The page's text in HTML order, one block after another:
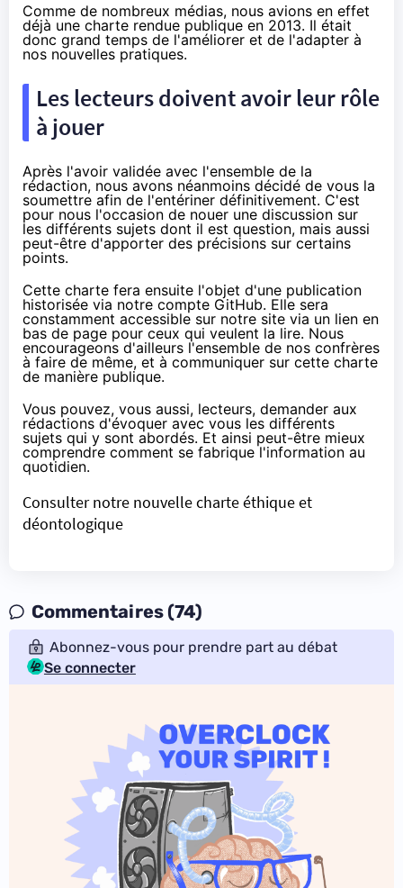
Comme de nombreux médias, nous avions en effet
déjà une charte rendue publique en 2013. Il était
donc grand temps de l'améliorer et de l'adapter à
nos nouvelles pratiques.
Les lecteurs doivent avoir leur rôle
à jouer
Après l'avoir validée avec l'ensemble de la
rédaction, nous avons néanmoins décidé de vous la
soumettre afin de l'entériner définitivement. C'est
pour nous l'occasion de nouer une discussion sur
les différents sujets dont il est question, mais aussi
peut-être d'apporter des précisions sur certains
points.
Cette charte fera ensuite l'objet d'une publication
historisée via notre compte GitHub. Elle sera
constamment accessible sur notre site via un lien en
bas de page pour ceux qui veulent la lire. Nous
encourageons d'ailleurs l'ensemble de nos confrères
à faire de même, et à communiquer sur cette charte
de manière publique.
Vous pouvez, vous aussi, lecteurs, demander aux
rédactions d'évoquer avec vous les différents
sujets qui y sont abordés. Et ainsi peut-être mieux
comprendre comment se fabrique l'information au
quotidien.
Consulter notre nouvelle charte éthique et
déontologique
Commentaires (74)
Abonnez-vous pour prendre part au débat
Se connecter